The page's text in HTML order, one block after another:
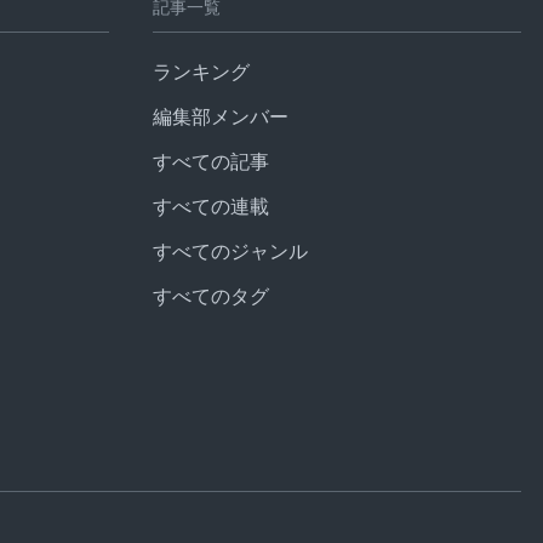
記事一覧
ランキング
編集部メンバー
すべての記事
すべての連載
すべてのジャンル
すべてのタグ